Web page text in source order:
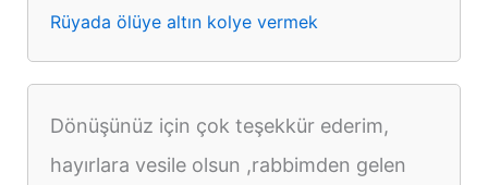
Rüyada ölüye altın kolye vermek
Dönüşünüz için çok teşekkür ederim,
hayırlara vesile olsun ,rabbimden gelen